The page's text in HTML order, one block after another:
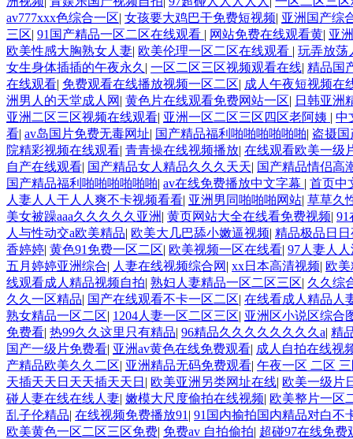
av777xxx色综合一区| 女孩要大鸡巴干免费短视频| 亚洲国产综
三区| 91国产精品一区二区在线观看 | 网站免费在线观看黄| 亚
欧美性感大胸熟女人妻| 欧美伦理一区二区在线观看 | 玩弄放荡
女生身体插插的午夜永久 | 一区二区三区视频观看在线| 精品国
在线观看| 免费观看在线播放视频一区二区| 成人午夜短视频在
洲男人的天堂成人网 | 黄色片在线观看免费网站一区| 日韩亚洲
亚洲二区三区视频在线观看| 亚洲一区二区三区四区老阿姨 | 中
看| av岛国片免费无毒网址| 国产精品福利啪啪啪啪啪啪| 盗摄
院精彩视频在线观看| 青青操在线视频播放| 在线观看欧美一级
自产在线观看| 国产精品女人精品久久久天天| 国产精品情侣高
国产精品福利啪啪啪啪啪啪| av在线免费播放中文字幕 | 首页中
人妻人人干人人爽不卡视频看看| 亚洲男同啪啪啪网站| 草草久
美女被躁aaa久久久久久亚洲 | 黄页网站大全在线看免费视频| 91
人与性动交a欧美精品| 欧美大几巴舔小嫩逼视频| 精品极品日
香婷婷| 黄色91免费一区二区| 欧美视频一区在线看| 97人妻人
五月婷婷亚洲综合| 人妻在线视频综合网 | xx日本高清视频| 欧
线观看成人精品视频自拍| 熟妇人妻精品一区二区三区| 久久综
久久一区精品| 国产在线观看不卡一区二区| 在线看成人精品人
熟女精品一区二区| 1204人妻一区二区三区| 亚洲区小说区综合
免费看| 热99久久这里只有精品| 96精品久久久久久久久久a| 精
国产一级片免费看| 亚洲av黄色在线免费观看| 成人自拍在线视
产精品欧美久久二区| 亚洲精品无码免费观看| 午夜一区 二区
天插天天日天天插天天日 | 欧美亚洲另类网址在线| 欧美一级片
碰人妻在线在线人妻| 嫩模大尺度偷拍在线视频| 欧美整片一区
乱子伦精品| 在线视频免费播放91 | 91国内揄拍国内精品对白不
欧美黄色一区二区三区免费| 免费av 自拍偷拍| 超碰97在线免费